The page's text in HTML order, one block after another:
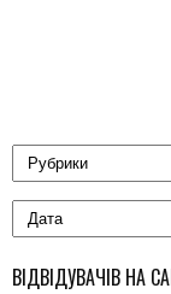
ВІДВІДУВАЧІВ НА